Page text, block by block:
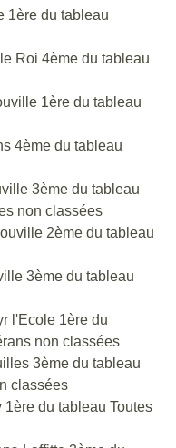
1ère du tableau
Roi 4ème du tableau
1ère du tableau
4ème du tableau
3ème du tableau
non classées
2ème du tableau
3ème du tableau
l'Ecole 1ère du
non classées
3ème du tableau
classées
1ère du tableau Toutes